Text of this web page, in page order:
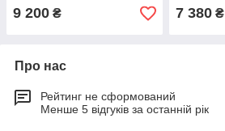
9 200 ₴ 7 380₴
Про нас
Рейтинг не сформований
Менше 5 відгуків за останній рік